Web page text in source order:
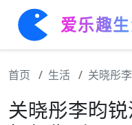
爱乐趣
首页 生活 关晓彤
关晓彤李昀